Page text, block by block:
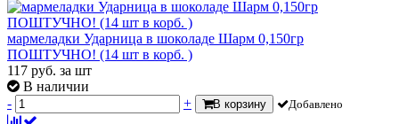
мармеладки Ударница в шоколаде Шарм 0,150гр
ПОШТУЧНО! (14 шт в корб. )
117 руб. за шт
В наличии
-
+ В корзину Добавлено